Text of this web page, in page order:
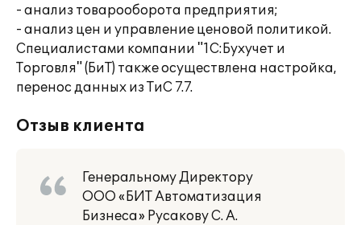
- анализ товарооборота предприятия;
- анализ цен и управление ценовой политикой.
Специалистами компании "1С:Бухучет и
Торговля" (БиТ) также осуществлена настройка,
перенос данных из ТиС 7.7.
Отзыв клиента
Генеральному Директору
ООО «БИТ Автоматизация
Бизнеса» Русакову С. А.